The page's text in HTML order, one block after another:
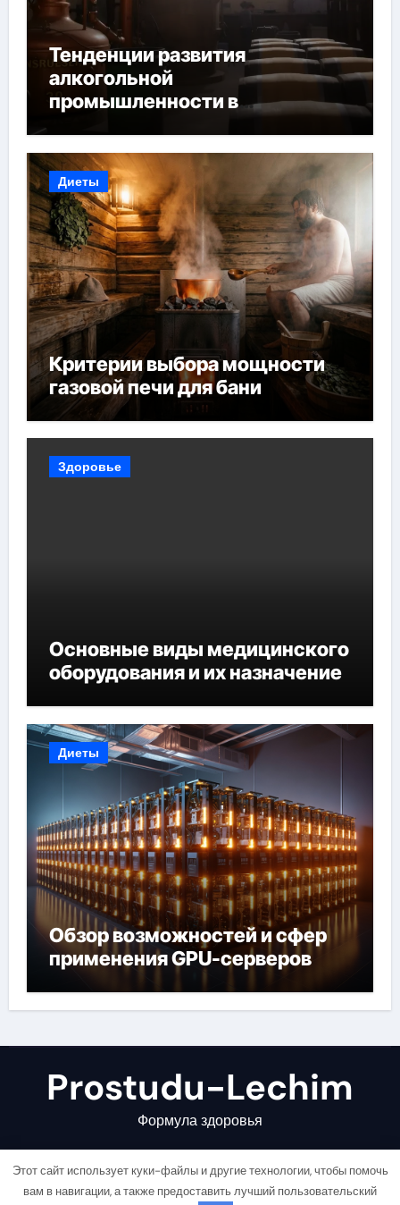
Тенденции развития
алкогольной
промышленности в
Диеты
Критерии выбора мощности
газовой печи для бани
Здоровье
Основные виды медицинского
оборудования и их назначение
Диеты
Обзор возможностей и сфер
применения GPU-серверов
Prostudu-Lechim
Формула здоровья
Этот сайт использует куки-файлы и другие технологии, чтобы помочь
вам в навигации, а также предоставить лучший пользовательский